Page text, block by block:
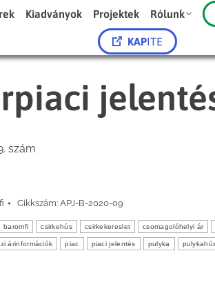
Kiadványok Projektek Rólunk
KAPITE
szám
Cikkszám: APJ-B-2020-09
baromfi csirkehús csirkekereslet csomagolóhelyi ár
árinformációk piac piaci jelentés pulyka